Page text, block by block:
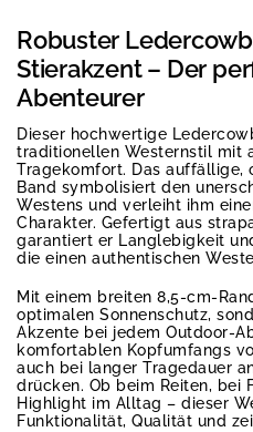
Robuster
Stierakzent – Der
Abenteurer
Dieser hochwertige
traditionellen Westernstil mit
Tragekomfort. Das auffällige,
Band symbolisiert den
Westens und verleiht ihm
Charakter. Gefertigt aus
garantiert er Langlebigkeit
die einen authentischen
Mit einem breiten 8,5-cm-
optimalen Sonnenschutz,
Akzente bei jedem Outdoor-
komfortablen Kopfumfangs
auch bei langer Tragedauer
drücken. Ob beim Reiten, bei
Highlight im Alltag – dieser
Funktionalität, Qualität und